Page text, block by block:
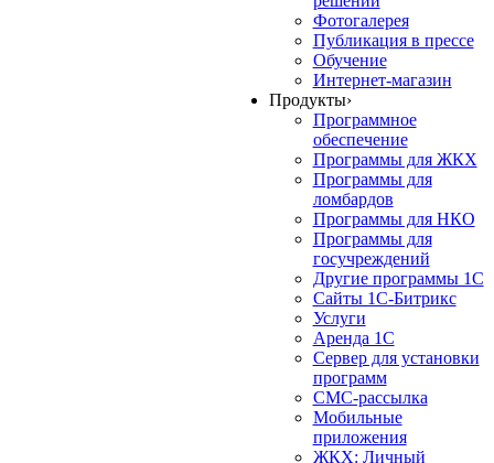
Фотогалерея
Публикация в прессе
Обучение
Интернет-магазин
Продукты›
Программное
обеспечение
Программы для ЖКХ
Программы для
ломбардов
Программы для НКО
Программы для
госучреждений
Другие программы 1С
Сайты 1С-Битрикс
Услуги
Аренда 1С
Сервер для установки
программ
СМС-рассылка
Мобильные
приложения
ЖКХ: Личный